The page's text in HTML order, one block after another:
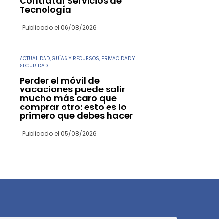
Tecnología
Publicado el 06/08/2026
ACTUALIDAD GUÍAS Y RECURSOS PRIVACIDAD Y
SEGURIDAD
Perder el móvil de
vacaciones puede salir
mucho más caro que
comprar otro: esto es lo
primero que debes hacer
Publicado el 05/08/2026